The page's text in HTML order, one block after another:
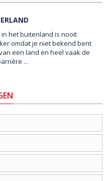
het buitenland is nooit
omdat je niet bekend bent
een land en heel vaak de
...